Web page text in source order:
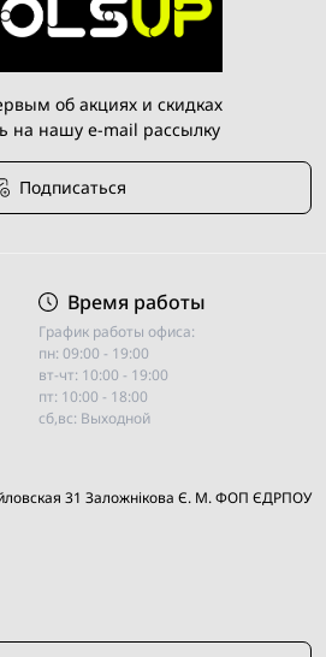
об акциях и скидках
на нашу e-mail рассылку
Подписаться
Время работы
График работы офиса:
пн: 09:00 - 19:00
вт-чт: 10:00 - 19:00
пт: 10:00 - 18:00
сб,вс: Выходной
31 Заложнiкова Є. М. ФОП ЄДРПОУ